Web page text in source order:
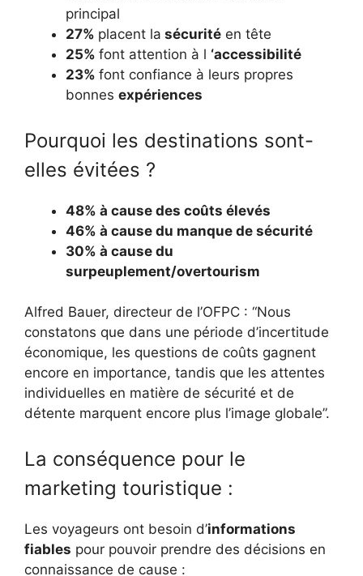
principal
27% placent la sécurité en tête
25% font attention à l ‘accessibilité
23% font confiance à leurs propres
bonnes expériences
Pourquoi les destinations sont-
elles évitées ?
48% à cause des coûts élevés
46% à cause du manque de sécurité
30% à cause du
surpeuplement/overtourism
Alfred Bauer, directeur de l’OFPC : “Nous
constatons que dans une période d’incertitude
économique, les questions de coûts gagnent
encore en importance, tandis que les attentes
individuelles en matière de sécurité et de
détente marquent encore plus l’image globale”.
La conséquence pour le
marketing touristique :
Les voyageurs ont besoin d’informations
fiables pour pouvoir prendre des décisions en
connaissance de cause :